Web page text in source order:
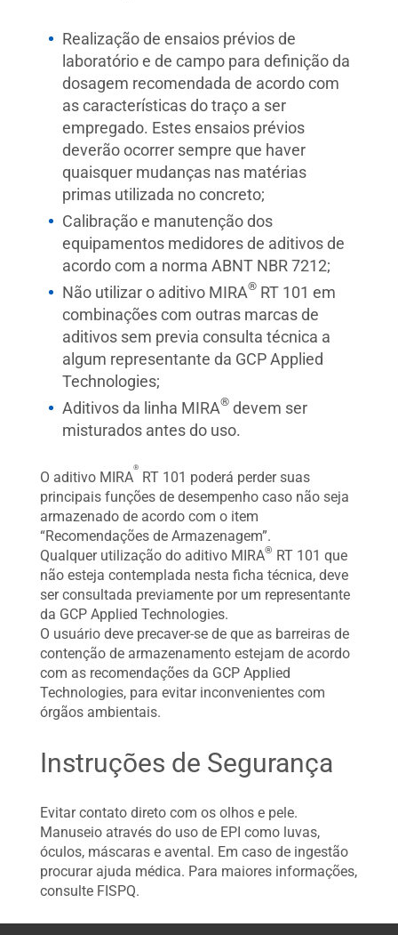
Realização de ensaios prévios de
laboratório e de campo para definição da
dosagem recomendada de acordo com
as características do traço a ser
empregado. Estes ensaios prévios
deverão ocorrer sempre que haver
quaisquer mudanças nas matérias
primas utilizada no concreto;
Calibração e manutenção dos
equipamentos medidores de aditivos de
acordo com a norma ABNT NBR 7212;
Não utilizar o aditivo MIRA® RT 101 em
combinações com outras marcas de
aditivos sem previa consulta técnica a
algum representante da GCP Applied
Technologies;
Aditivos da linha MIRA® devem ser
misturados antes do uso.
O aditivo MIRA
®
RT 101 poderá perder suas
principais funções de desempenho caso não seja
armazenado de acordo com o item
“Recomendações de Armazenagem”.
Qualquer utilização do aditivo MIRA® RT 101 que
não esteja contemplada nesta ficha técnica, deve
ser consultada previamente por um representante
da GCP Applied Technologies.
O usuário deve precaver-se de que as barreiras de
contenção de armazenamento estejam de acordo
com as recomendações da GCP Applied
Technologies, para evitar inconvenientes com
órgãos ambientais.
Instruções de Segurança
Evitar contato direto com os olhos e pele.
Manuseio através do uso de EPI como luvas,
óculos, máscaras e avental. Em caso de ingestão
procurar ajuda médica. Para maiores informações,
consulte FISPQ.